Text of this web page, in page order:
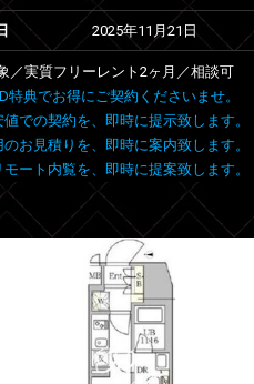
2025年11月21日
／実質フリーレント2ヶ月／相談可
特典でお得にご契約くださいませ。
での契約を、即時に提示致します。
お見積りを、即時に案内致します。
ート内覧を、即時に提案致します。